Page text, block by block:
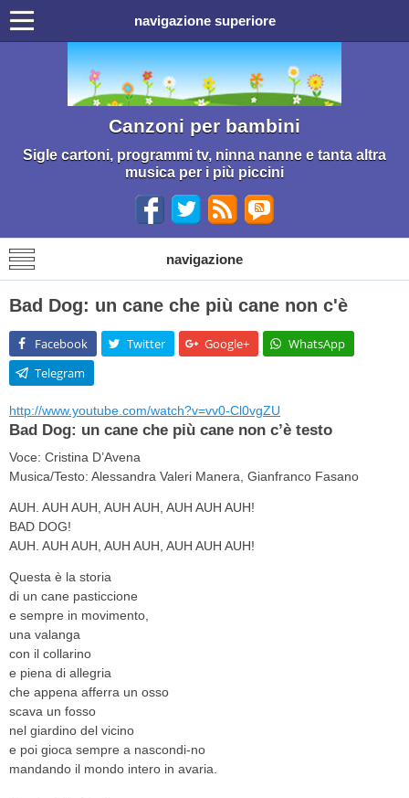
navigazione superiore
Canzoni per bambini
Sigle cartoni, programmi tv, ninna nanne e tanta altra
musica per i più piccini
navigazione
Bad Dog: un cane che più cane non c'è
Facebook Twitter Google+
WhatsApp
Telegram
http://www.youtube.com/watch?v=vv0-Cl0vgZU
Bad Dog: un cane che più cane non c’è testo
Voce: Cristina D’Avena
Musica/Testo: Alessandra Valeri Manera, Gianfranco Fasano
AUH. AUH AUH, AUH AUH, AUH AUH AUH!
BAD DOG!
AUH. AUH AUH, AUH AUH, AUH AUH AUH!
Questa è la storia
di un cane pasticcione
e sempre in movimento,
una valanga
con il collarino
e piena di allegria
che appena afferra un osso
scava un fosso
nel giardino del vicino
e poi gioca sempre a nascondi-no
mandando il mondo intero in avaria.